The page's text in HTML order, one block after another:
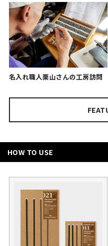
名入れ職人栗山さんの工房訪問
HOW TO USE